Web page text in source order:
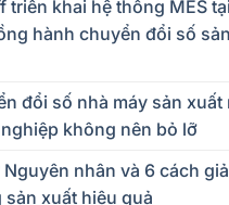
triển khai hệ thống MES
hành chuyển đổi số
đổi số nhà máy sản xuất
không nên bỏ lỡ
nhân và 6 cách
xuất hiệu quả